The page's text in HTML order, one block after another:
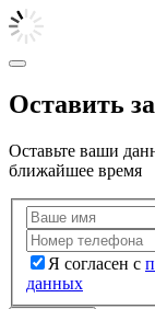
Оставить
Оставьте ваши
ближайшее время
Я согласен с
данных